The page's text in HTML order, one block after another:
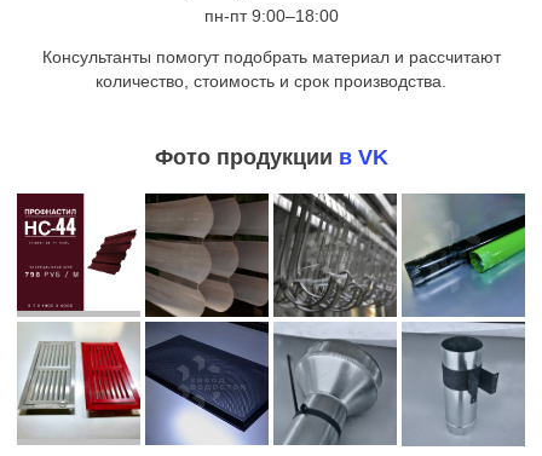
пн-пт 9:00–18:00
Консультанты помогут подобрать материал и рассчитают
количество, стоимость и срок производства.
Фото продукции в VK